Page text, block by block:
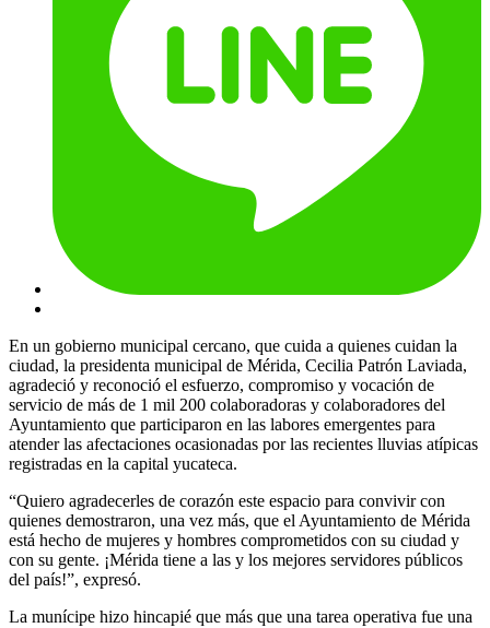
En un gobierno municipal cercano, que cuida a quienes cuidan la
ciudad, la presidenta municipal de Mérida, Cecilia Patrón Laviada,
agradeció y reconoció el esfuerzo, compromiso y vocación de
servicio de más de 1 mil 200 colaboradoras y colaboradores del
Ayuntamiento que participaron en las labores emergentes para
atender las afectaciones ocasionadas por las recientes lluvias atípicas
registradas en la capital yucateca.
“Quiero agradecerles de corazón este espacio para convivir con
quienes demostraron, una vez más, que el Ayuntamiento de Mérida
está hecho de mujeres y hombres comprometidos con su ciudad y
con su gente. ¡Mérida tiene a las y los mejores servidores públicos
del país!”, expresó.
La munícipe hizo hincapié que más que una tarea operativa fue una